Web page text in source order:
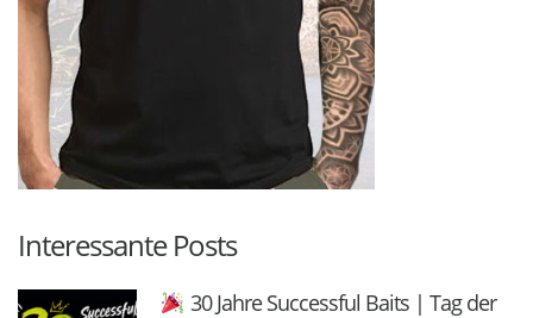
Interessante Posts
30 Jahre Successful Baits | Tag der